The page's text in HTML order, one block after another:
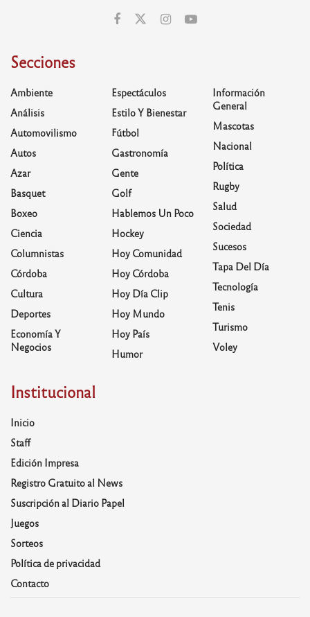
Secciones
Ambiente
Análisis
Automovilismo
Autos
Azar
Basquet
Boxeo
Ciencia
Columnistas
Córdoba
Cultura
Deportes
Economía Y
Negocios
Espectáculos
Estilo Y Bienestar
Fútbol
Gastronomía
Gente
Golf
Hablemos Un Poco
Hockey
Hoy Comunidad
Hoy Córdoba
Hoy Día Clip
Hoy Mundo
Hoy País
Humor
Información
General
Mascotas
Nacional
Política
Rugby
Salud
Sociedad
Sucesos
Tapa Del Día
Tecnología
Tenis
Turismo
Voley
Institucional
Inicio
Staff
Edición Impresa
Registro Gratuito al News
Suscripción al Diario Papel
Juegos
Sorteos
Política de privacidad
Contacto